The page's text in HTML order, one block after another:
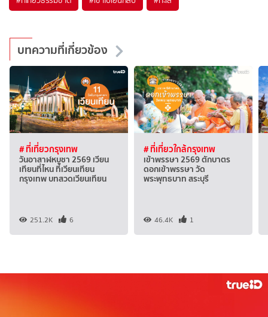
บทความที่เกี่ยวข้อง
# ที่เที่ยวกรุงเทพ
วันอาสาฬหบูชา 2569 เวียน
เทียนที่ไหน ที่เวียนเทียน
กรุงเทพ บทสวดเวียนเทียน
251.2K 6
# ที่เที่ยวใกล้กรุงเทพ
เข้าพรรษา 2569 ตักบาตร
ดอกเข้าพรรษา วัด
พระพุทธบาท สระบุรี
46.4K 1